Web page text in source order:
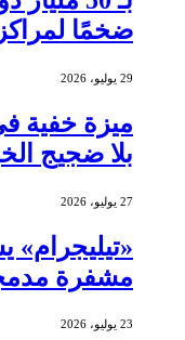
ضخمًا
29 يوليو، 2026
ميزة خفية
بلا ضجيج
27 يوليو، 2026
مشفرة
23 يوليو، 2026